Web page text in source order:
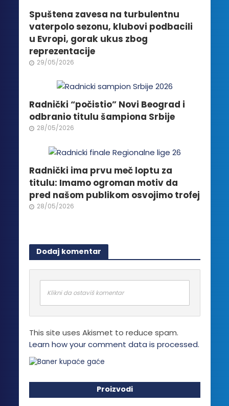
biti
izabrane
na
stranici
proizvoda.
Spuštena zavesa na turbulentnu
vaterpolo sezonu, klubovi podbacili
u Evropi, gorak ukus zbog
reprezentacije
29/05/2026
Radnički “počistio” Novi Beograd i
odbranio titulu šampiona Srbije
28/05/2026
Radnički ima prvu meč loptu za
titulu: Imamo ogroman motiv da
pred našom publikom osvojimo trofej
28/05/2026
Dodaj komentar
Klikni da ostaviš komentar
This site uses Akismet to reduce spam.
Learn how your comment data is processed.
Proizvodi